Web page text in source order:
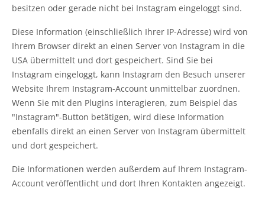
besitzen oder gerade nicht bei Instagram eingeloggt sind.
Diese Information (einschließlich Ihrer IP-Adresse) wird von
Ihrem Browser direkt an einen Server von Instagram in die
USA übermittelt und dort gespeichert. Sind Sie bei
Instagram eingeloggt, kann Instagram den Besuch unserer
Website Ihrem Instagram-Account unmittelbar zuordnen.
Wenn Sie mit den Plugins interagieren, zum Beispiel das
"Instagram"-Button betätigen, wird diese Information
ebenfalls direkt an einen Server von Instagram übermittelt
und dort gespeichert.
Die Informationen werden außerdem auf Ihrem Instagram-
Account veröffentlicht und dort Ihren Kontakten angezeigt.